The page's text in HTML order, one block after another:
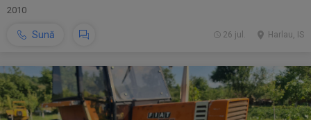
2010
Sună Harlau, IS
26 jul.